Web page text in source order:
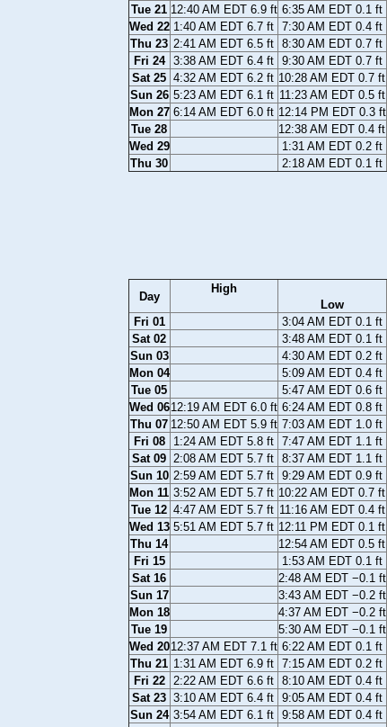
Tue 21 12:40 AM EDT 6.9 ft 6:35 AM EDT 0.1 ft
Wed 22 1:40 AM EDT 6.7 ft 7:30 AM EDT 0.4 ft
Thu 23 2:41 AM EDT 6.5 ft 8:30 AM EDT 0.7 ft
Fri 24
3:38 AM EDT 6.4 ft 9:30 AM EDT 0.7 ft
Sat 25 4:32 AM EDT 6.2 ft 10:28 AM EDT 0.7 ft
Sun 26 5:23 AM EDT 6.1 ft 11:23 AM EDT 0.5 ft
Mon 27 6:14 AM EDT 6.0 ft 12:14 PM EDT 0.3 ft
Tue 28
12:38 AM EDT 0.4 ft
Wed 29
1:31 AM EDT 0.2 ft
Thu 30
2:18 AM EDT 0.1 ft
Day
High
Low
Fri 01
3:04 AM EDT 0.1 ft
Sat 02
3:48 AM EDT 0.1 ft
Sun 03
4:30 AM EDT 0.2 ft
Mon 04
5:09 AM EDT 0.4 ft
Tue 05
5:47 AM EDT 0.6 ft
Wed 0612:19 AM EDT 6.0 ft 6:24 AM EDT 0.8 ft
Thu 07 12:50 AM EDT 5.9 ft 7:03 AM EDT 1.0 ft
Fri 08
1:24 AM EDT 5.8 ft 7:47 AM EDT 1.1 ft
Sat 09 2:08 AM EDT 5.7 ft 8:37 AM EDT 1.1 ft
Sun 10 2:59 AM EDT 5.7 ft 9:29 AM EDT 0.9 ft
Mon 11 3:52 AM EDT 5.7 ft 10:22 AM EDT 0.7 ft
Tue 12 4:47 AM EDT 5.7 ft 11:16 AM EDT 0.4 ft
Wed 13 5:51 AM EDT 5.7 ft 12:11 PM EDT 0.1 ft
Thu 14
12:54 AM EDT 0.5 ft
Fri 15
1:53 AM EDT 0.1 ft
Sat 16
2:48 AM EDT −0.1 ft
Sun 17
3:43 AM EDT −0.2 ft
Mon 18
4:37 AM EDT −0.2 ft
Tue 19
5:30 AM EDT −0.1 ft
Wed 2012:37 AM EDT 7.1 ft 6:22 AM EDT 0.1 ft
Thu 21 1:31 AM EDT 6.9 ft 7:15 AM EDT 0.2 ft
Fri 22
2:22 AM EDT 6.6 ft 8:10 AM EDT 0.4 ft
Sat 23 3:10 AM EDT 6.4 ft 9:05 AM EDT 0.4 ft
Sun 24 3:54 AM EDT 6.1 ft 9:58 AM EDT 0.4 ft